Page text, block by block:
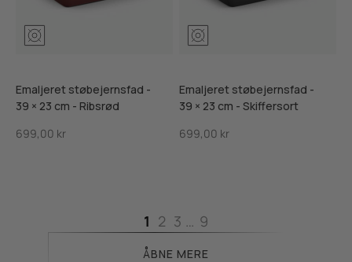
Skiffersort
Emaljeret støbejernsfad -
39 × 23 cm - Ribsrød
Salgspris
699,00 kr
Emaljeret støbejernsfad -
39 × 23 cm - Skiffersort
Salgspris
699,00 kr
1 2 3 … 9
ÅBNE MERE